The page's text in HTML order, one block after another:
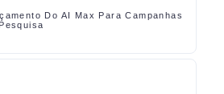
Do AI Max Para Campanhas